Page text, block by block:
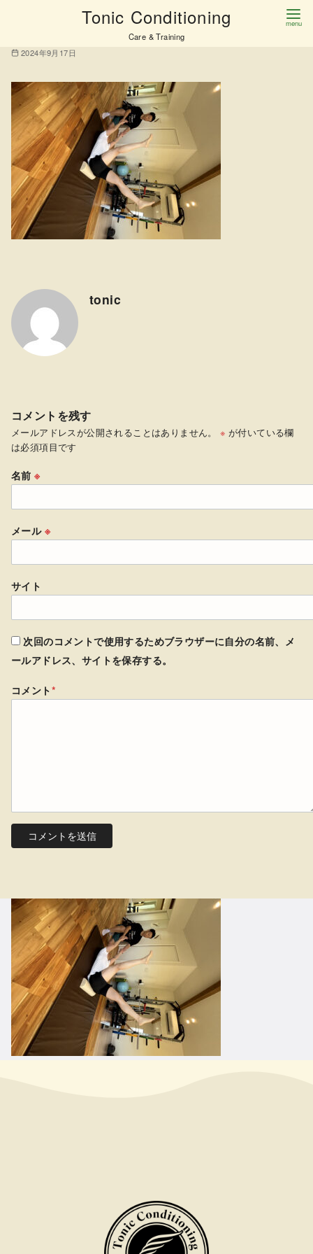
Tonic Conditioning
Care & Training
IMG_9999
2024年9月17日
tonic
コメントを残す
メールアドレスが公開されることはありません。 ※ が付いている欄
は必須項目です
名前※
メール ※
サイト
次回のコメントで使用するためブラウザーに自分の名前、メ
ールアドレス、サイトを保存する。
コメント*